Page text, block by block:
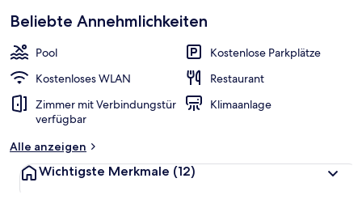
beliebt
b
r
e
Beliebte Annehmlichkeiten
Pool
Kostenlose Parkplätze
Kostenloses WLAN
Restaurant
Zimmer mit Verbindungstür
verfügbar
Klimaanlage
Alle anzeigen
Wichtigste Merkmale (12)